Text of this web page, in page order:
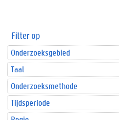
Filter op
Onderzoeksgebied
Taal
Onderzoeksmethode
Tijdsperiode